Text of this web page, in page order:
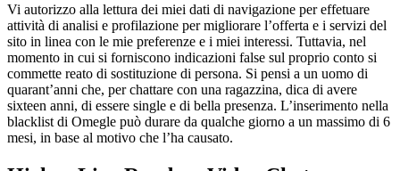
Vi autorizzo alla lettura dei miei dati di navigazione per effetuare
attività di analisi e profilazione per migliorare l’offerta e i servizi del
sito in linea con le mie preferenze e i miei interessi. Tuttavia, nel
momento in cui si forniscono indicazioni false sul proprio conto si
commette reato di sostituzione di persona. Si pensi a un uomo di
quarant’anni che, per chattare con una ragazzina, dica di avere
sixteen anni, di essere single e di bella presenza. L’inserimento nella
blacklist di Omegle può durare da qualche giorno a un massimo di 6
mesi, in base al motivo che l’ha causato.